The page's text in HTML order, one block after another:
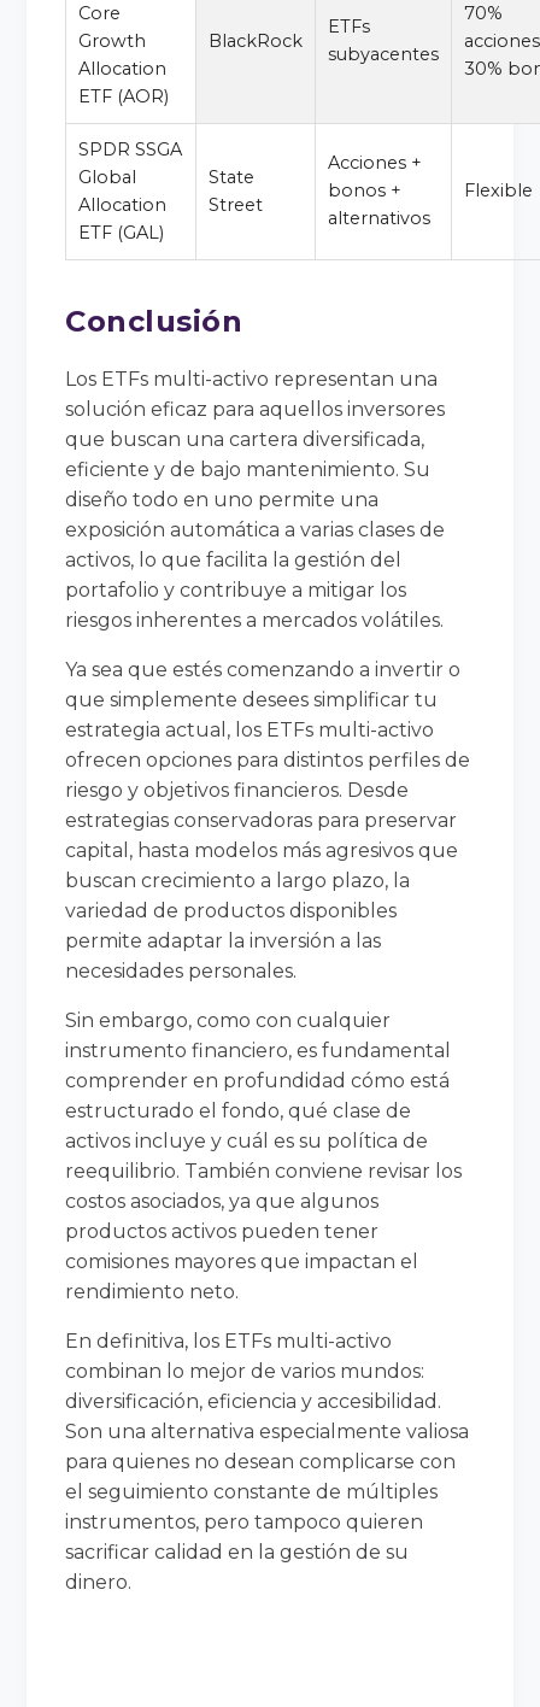
Core
Growth
Allocation
ETF (AOR)
BlackRock
ETFs
subyacentes
70%
30%
SPDR SSGA
Global
Allocation
ETF (GAL)
State
Street
Acciones +
bonos +
alternativos
Flexible
Conclusión
Los ETFs multi-activo representan una
solución eficaz para aquellos inversores
que buscan una cartera diversificada,
eficiente y de bajo mantenimiento. Su
diseño todo en uno permite una
exposición automática a varias clases de
activos, lo que facilita la gestión del
portafolio y contribuye a mitigar los
riesgos inherentes a mercados volátiles.
Ya sea que estés comenzando a invertir o
que simplemente desees simplificar tu
estrategia actual, los ETFs multi-activo
ofrecen opciones para distintos perfiles de
riesgo y objetivos financieros. Desde
estrategias conservadoras para preservar
capital, hasta modelos más agresivos que
buscan crecimiento a largo plazo, la
variedad de productos disponibles
permite adaptar la inversión a las
necesidades personales.
Sin embargo, como con cualquier
instrumento financiero, es fundamental
comprender en profundidad cómo está
estructurado el fondo, qué clase de
activos incluye y cuál es su política de
reequilibrio. También conviene revisar los
costos asociados, ya que algunos
productos activos pueden tener
comisiones mayores que impactan el
rendimiento neto.
En definitiva, los ETFs multi-activo
combinan lo mejor de varios mundos:
diversificación, eficiencia y accesibilidad.
Son una alternativa especialmente valiosa
para quienes no desean complicarse con
el seguimiento constante de múltiples
instrumentos, pero tampoco quieren
sacrificar calidad en la gestión de su
dinero.